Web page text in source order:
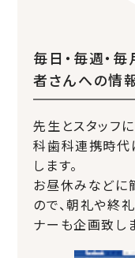
毎日・毎週・
者さんへの情
先生とスタッフ
科歯科連携時代
します。
お昼休みなどに
ので、朝礼や終
ナーも企画致し